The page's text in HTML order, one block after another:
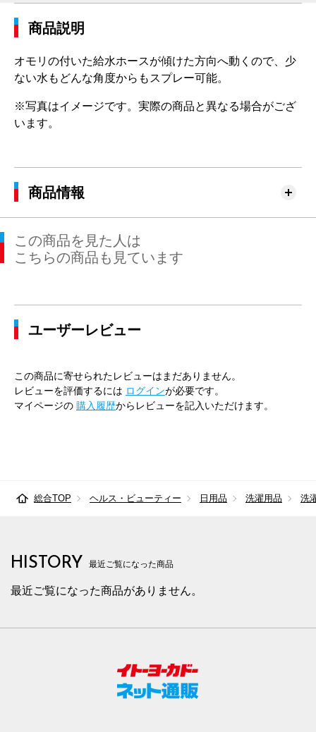
商品説明
オモリの付いた給水ホースが傾けた方向へ動くので、少
ない水もどんな角度からもスプレー可能。
※写真はイメージです。実際の商品と異なる場合がござ
います。
商品情報
この商品を見た人は
こちらの商品も見ています
ユーザーレビュー
この商品に寄せられたレビューはまだありません。
レビューを評価するには ログインが必要です。
マイページの 購入履歴からレビューを記入いただけます。
総合TOP ヘルス・ビューティー 日用品 洗濯用品 洗
HISTORY 最近ご覧になった商品
最近ご覧になった商品がありません。